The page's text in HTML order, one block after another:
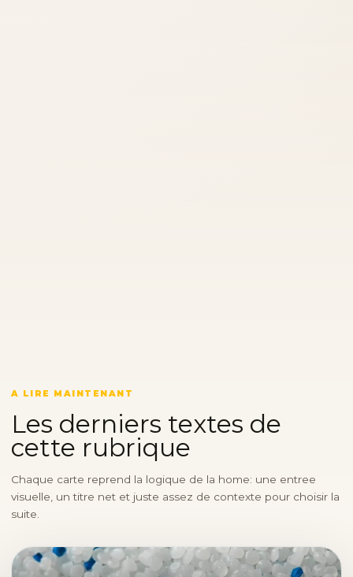
A LIRE MAINTENANT
Les derniers textes de
cette rubrique
Chaque carte reprend la logique de la home: une entree
visuelle, un titre net et juste assez de contexte pour choisir la
suite.